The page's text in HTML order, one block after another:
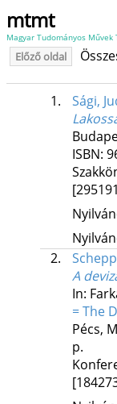
mtmt
Magyar Tudományos Művek
Előző oldal
1. Sági,
ISBN:
2.
A
In:
= The
Pécs,
p.